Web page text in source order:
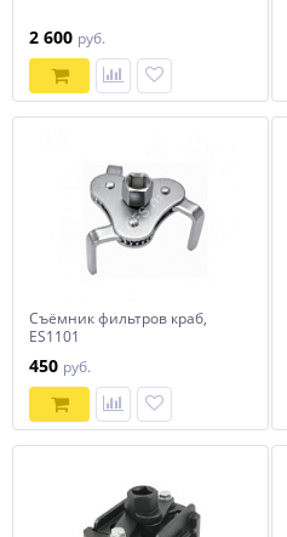
2 600 руб.
Съёмник фильтров краб,
ES1101
450 руб.